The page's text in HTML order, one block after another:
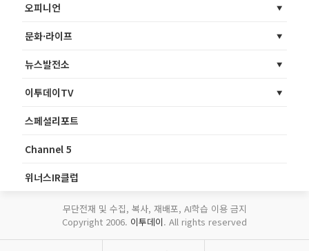
오피니언
문화·라이프
뉴스발전소
이투데이TV
스페셜리포트
Channel 5
위너스IR클럽
무단전재 및 수집, 복사, 재배포, AI학습 이용 금지
Copyright 2006. 이투데이. All rights reserved